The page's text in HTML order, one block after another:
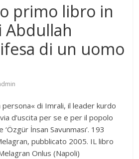
primo libro in
Abdullah
di un uomo
di Imrali, il leader kurdo
d’uscita per se e per il popolo
İnsan Savunması’. 193
pubblicato 2005. IL libro
Onlus (Napoli)